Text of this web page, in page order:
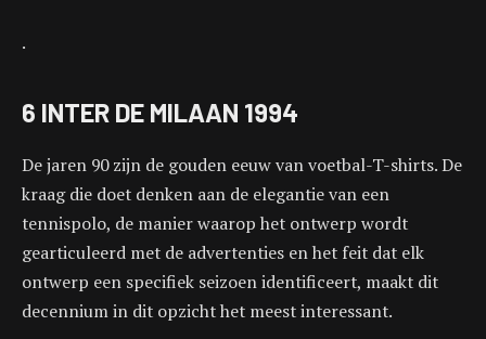
.
6 INTER DE MILAAN 1994
De jaren 90 zijn de gouden eeuw van voetbal-T-shirts. De
kraag die doet denken aan de elegantie van een
tennispolo, de manier waarop het ontwerp wordt
gearticuleerd met de advertenties en het feit dat elk
ontwerp een specifiek seizoen identificeert, maakt dit
decennium in dit opzicht het meest interessant.